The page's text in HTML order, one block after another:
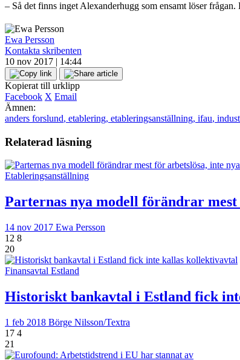
– Så det finns inget Alexanderhugg som ensamt löser
Ewa Persson
Kontakta skribenten
10 nov 2017 | 14:44
Kopierat till urklipp
Facebook X Email
Ämnen:
anders forslund, etablering, etableringsanställning, ifau,
Relaterad läsning
Etableringsanställning
Parternas nya modell förändrar
14 nov 2017 Ewa Persson
12 8
20
Finansavtal Estland
Historiskt bankavtal i Estland fick
1 feb 2018 Börge Nilsson/Textra
17 4
21